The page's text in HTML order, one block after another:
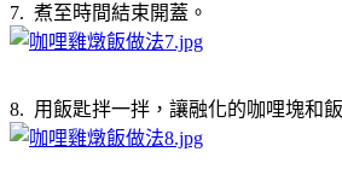
7. 煮至時間結束開蓋。
8. 用飯匙拌一拌，讓融化的咖哩塊和